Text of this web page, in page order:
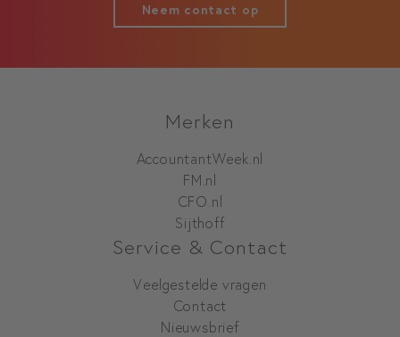
Neem contact op
Merken
AccountantWeek.nl
FM.nl
CFO.nl
Sijthoff
Service & Contact
Veelgestelde vragen
Contact
Nieuwsbrief